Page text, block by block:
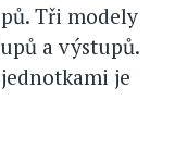
Tři modely
a výstupů.
je